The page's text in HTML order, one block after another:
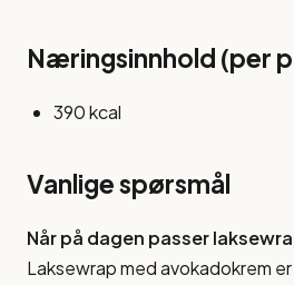
Næringsinnhold (per
390 kcal
Vanlige spørsmål
Når på dagen passer
Laksewrap med avokadokrem